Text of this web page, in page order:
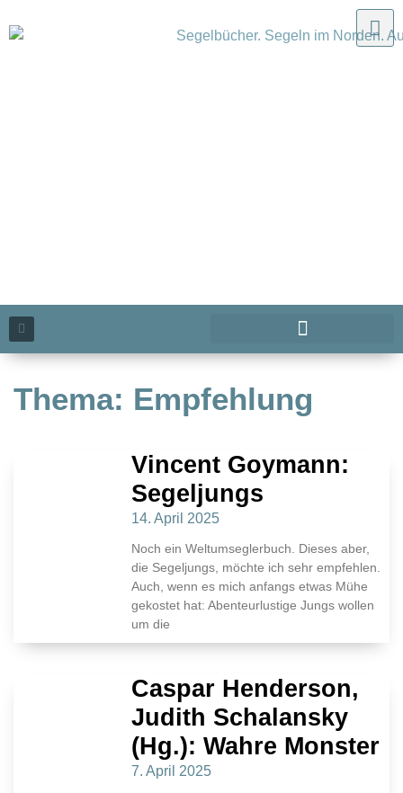
Thema: Empfehlung
Vincent Goymann:
Segeljungs
14. April 2025
Noch ein Weltumseglerbuch. Dieses aber,
die Segeljungs, möchte ich sehr empfehlen.
Auch, wenn es mich anfangs etwas Mühe
gekostet hat: Abenteurlustige Jungs wollen
um die
Caspar Henderson,
Judith Schalansky
(Hg.): Wahre Monster
7. April 2025